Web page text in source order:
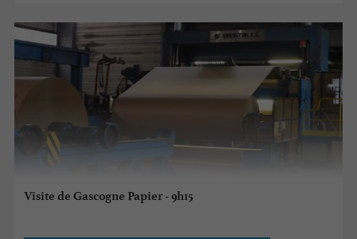
Visite de Gascogne Papier - 9h15